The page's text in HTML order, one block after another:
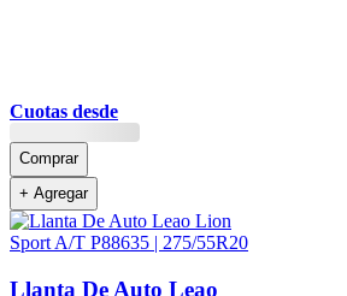
Cuotas desde
Comprar
+ Agregar
Llanta De Auto Leao